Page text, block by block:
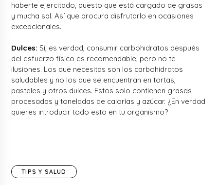
haberte ejercitado, puesto que está cargado de grasas
y mucha sal. Así que procura disfrutarlo en ocasiones
excepcionales.
Dulces: Sí, es verdad, consumir carbohidratos después
del esfuerzo físico es recomendable, pero no te
ilusiones. Los que necesitas son los carbohidratos
saludables y no los que se encuentran en tortas,
pasteles y otros dulces. Estos solo contienen grasas
procesadas y toneladas de calorías y azúcar. ¿En verdad
quieres introducir todo esto en tu organismo?
TIPS Y SALUD